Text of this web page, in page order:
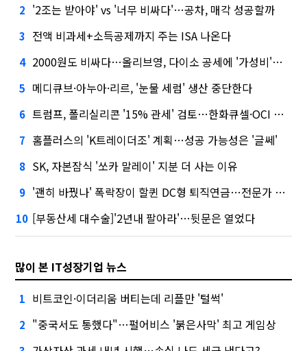
2 '2조는 받아야' vs '너무 비싸다'…공차, 매각 성공할까
3 전액 비과세+소득공제까지 주는 ISA 나온다
4 2000원도 비싸다…올리브영, 다이소 공세에 '가성비'로 맞불
5 메디큐브·아누아·리르, '눈물 세럼' 생산 중단한다
6 트럼프, 폴리실리콘 '15% 관세' 검토…한화큐셀·OCI 영향은?
7 홈플러스의 'K트레이더조' 계획…성공 가능성은 '글쎄'
8 SK, 자본잠식 '쏘카 말레이' 지분 더 사는 이유
9 '괜히 바꿨나' 폭락장이 할퀸 DC형 퇴직연금…전문가 조언은
10 [부동산세 대수술]'2년내 팔아라'…뒷문은 열었다
많이 본 IT성장기업 뉴스
1 비트코인·이더리움 버티는데 리플만 '털썩'
2 "중국서도 통했다"…펄어비스 '붉은사막' 최고 게임상